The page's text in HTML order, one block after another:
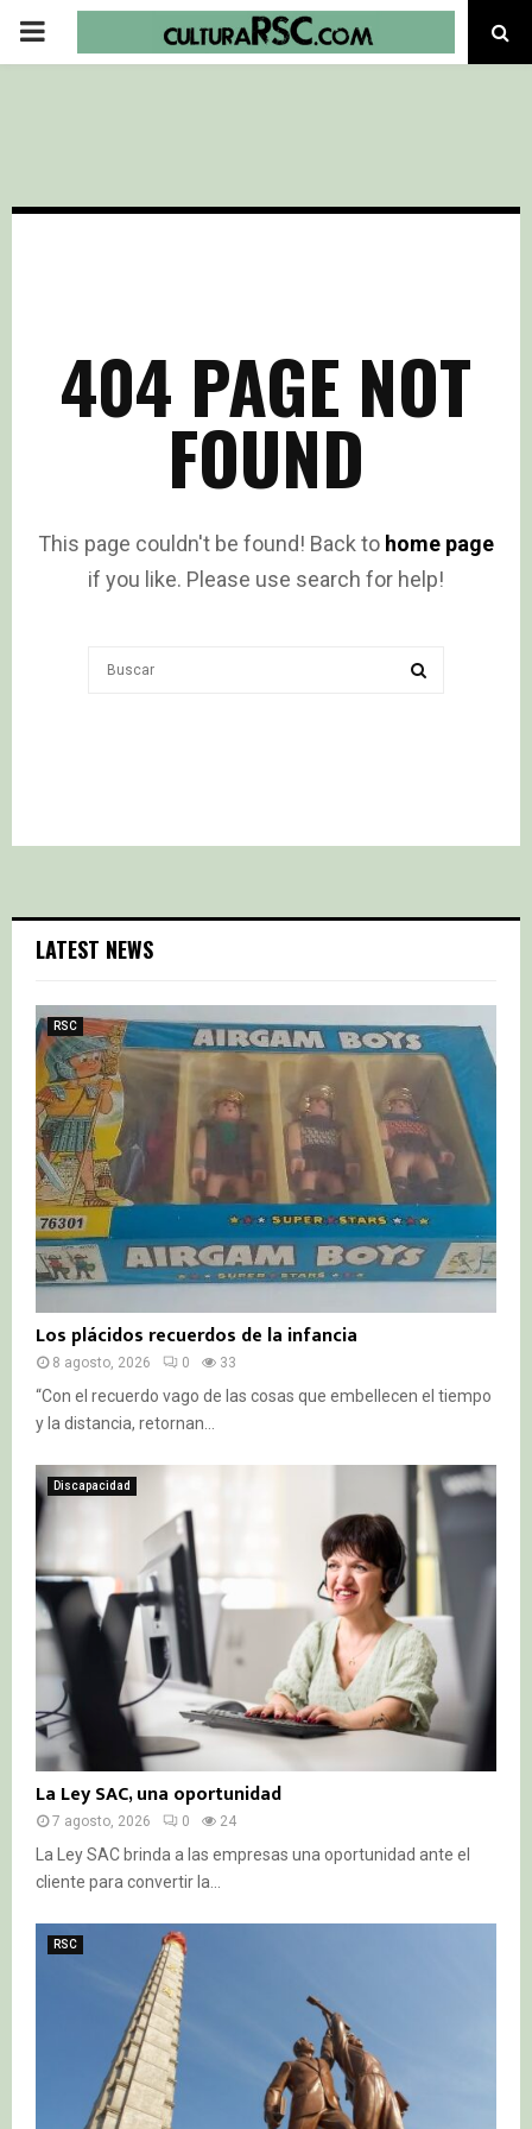
PRIMARY
404 PAGE NOT
FOUND
This page couldn't be found! Back to home page
if you like. Please use search for help!
Search
LATEST NEWS
RSC
Los plácidos recuerdos de la infancia
8 agosto, 2026 0 33
“Con el recuerdo vago de las cosas que embellecen el tiempo
y la distancia, retornan...
Discapacidad
La Ley SAC, una oportunidad
7 agosto, 2026 0 24
La Ley SAC brinda a las empresas una oportunidad ante el
cliente para convertir la...
RSC